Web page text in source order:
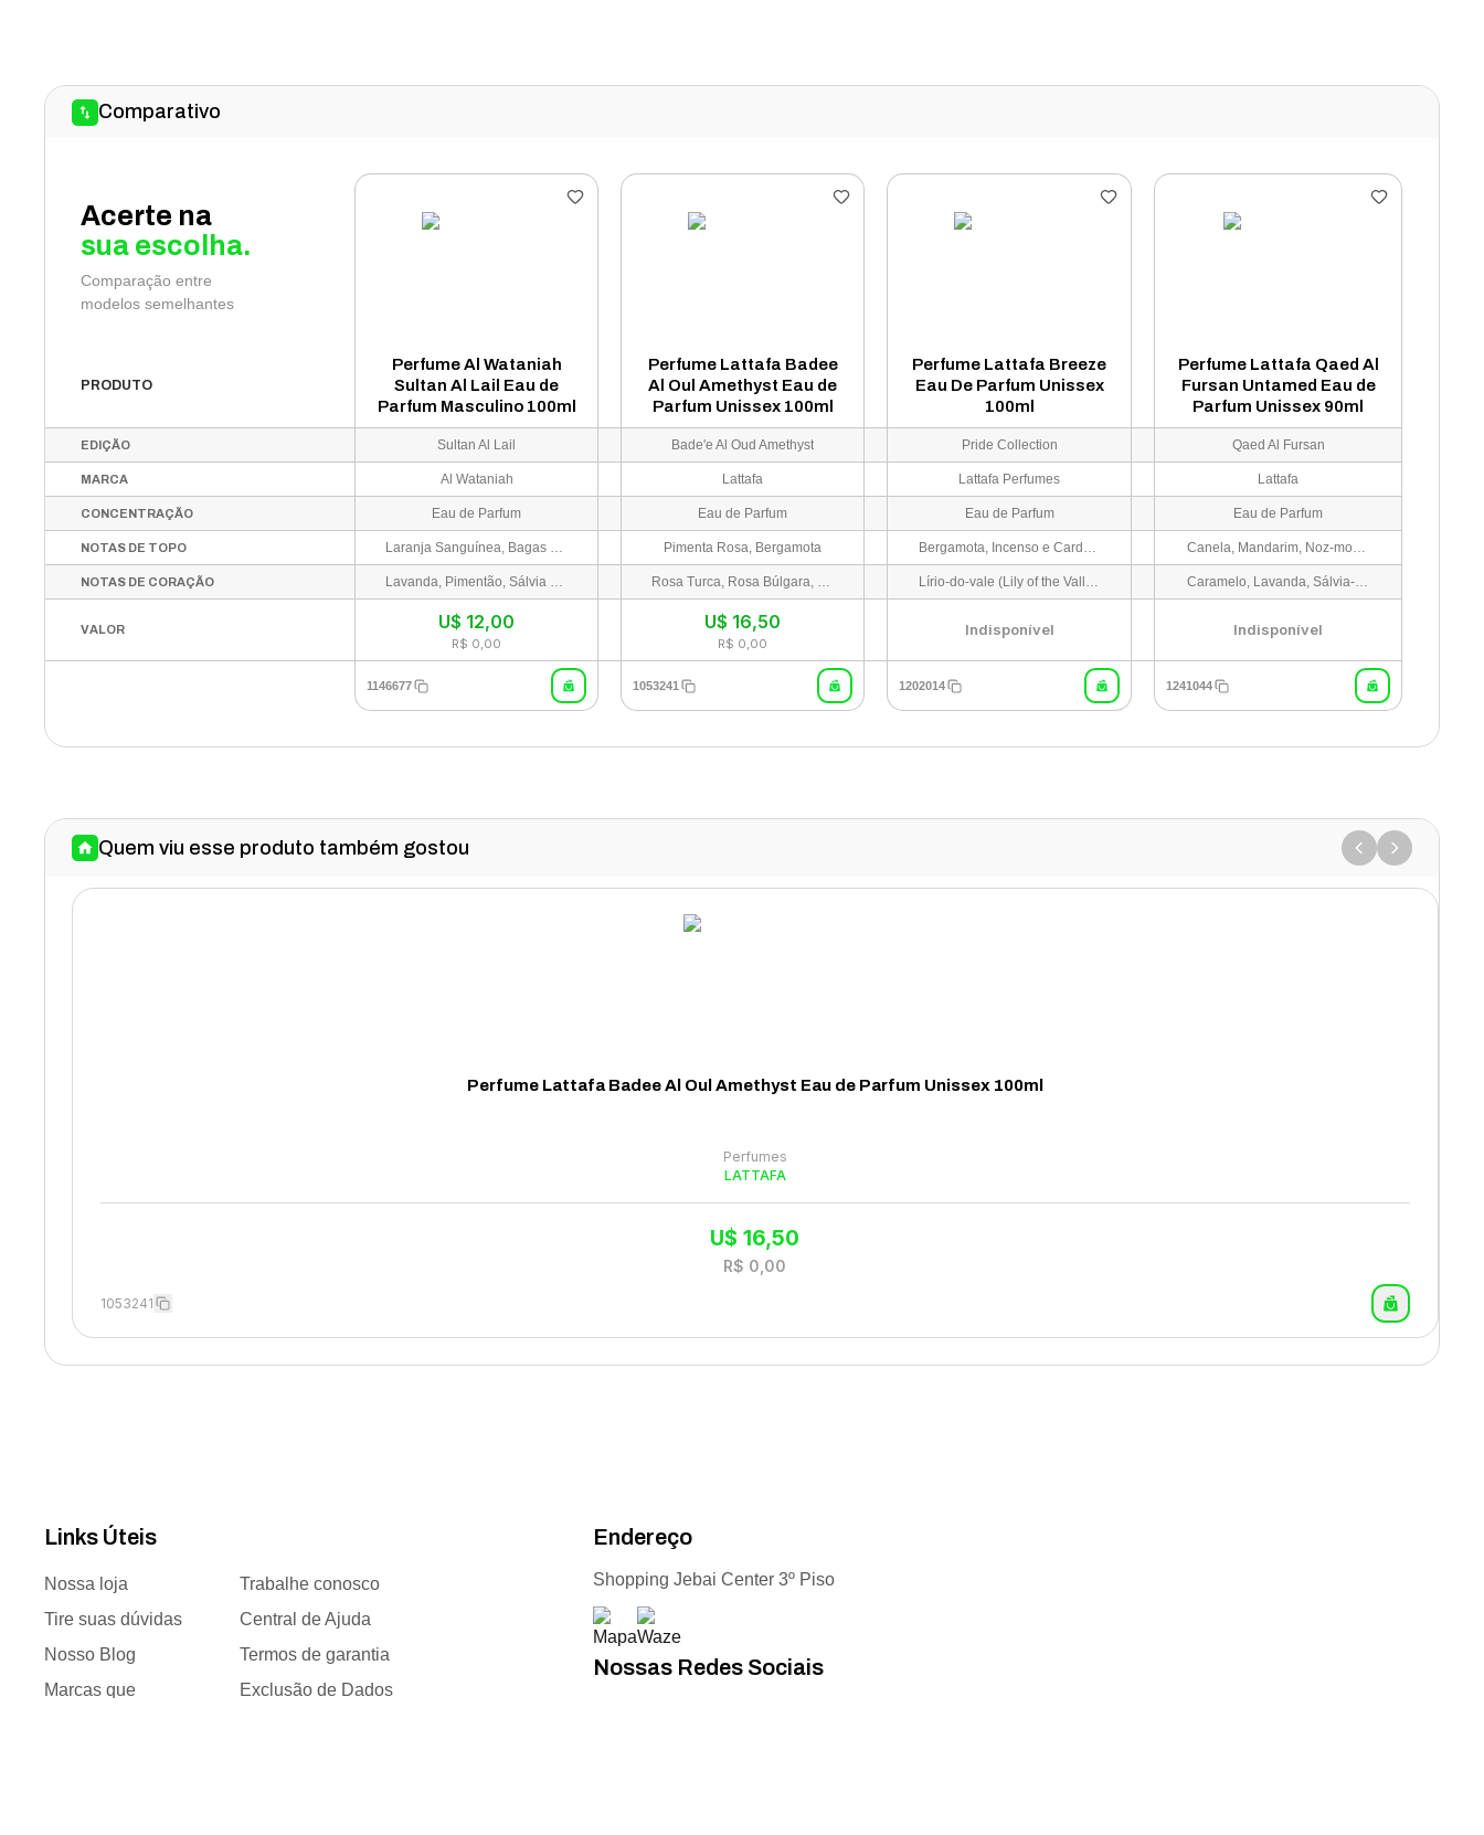
Comparativo
Acerte na
sua escolha.
Comparação entre
modelos semelhantes
PRODUTO
Perfume Al Wataniah
Sultan Al Lail Eau de
Parfum Masculino 100ml
Perfume Lattafa Badee
Al Oul Amethyst Eau de
Parfum Unissex 100ml
Perfume Lattafa Breeze
Eau De Parfum Unissex
100ml
Perfume Lattafa Qaed Al
Fursan Untamed Eau de
Parfum Unissex 90ml
EDIÇÃO Sultan Al Lail Bade'e Al Oud Amethyst Pride Collection Qaed Al Fursan
MARCA Al Wataniah Lattafa Lattafa Perfumes Lattafa
CONCENTRAÇÃO Eau de Parfum Eau de Parfum Eau de Parfum Eau de Parfum
NOTAS DE TOPO Laranja Sanguínea, Bagas de Zimbro, Cítricos, Limão Siciliano Pimenta Rosa, Bergamota Bergamota, Incenso e Cardamomo Canela, Mandarim, Noz-moscada e Cardamomo
NOTAS DE CORAÇÃO Lavanda, Pimentão, Sálvia Esclaréia, Gerânio Rosa Turca, Rosa Búlgara, Jasmim Lírio-do-vale (Lily of the Valley) e Cyclamen Caramelo, Lavanda, Sálvia-esclareia, Gerânio e Cipreste
VALOR U$ 12,00
R$ 0,00
U$ 16,50
R$ 0,00
Indisponível Indisponível
1146677 1053241 1202014 1241044
Quem viu esse produto também gostou
Perfume Lattafa Badee Al Oul Amethyst Eau de Parfum Unissex 100ml
Perfumes
LATTAFA
U$16,50
R$ 0,00
1053241
Links Úteis
Nossa loja
Trabalhe conosco
Tire suas dúvidas
Central de Ajuda
Nosso Blog
Termos de garantia
Marcas que
Exclusão de Dados
Endereço
Shopping Jebai Center 3º Piso
Nossas Redes Sociais